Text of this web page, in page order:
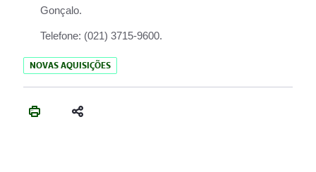
Gonçalo.
Telefone: (021) 3715-9600.
NOVAS AQUISIÇÕES